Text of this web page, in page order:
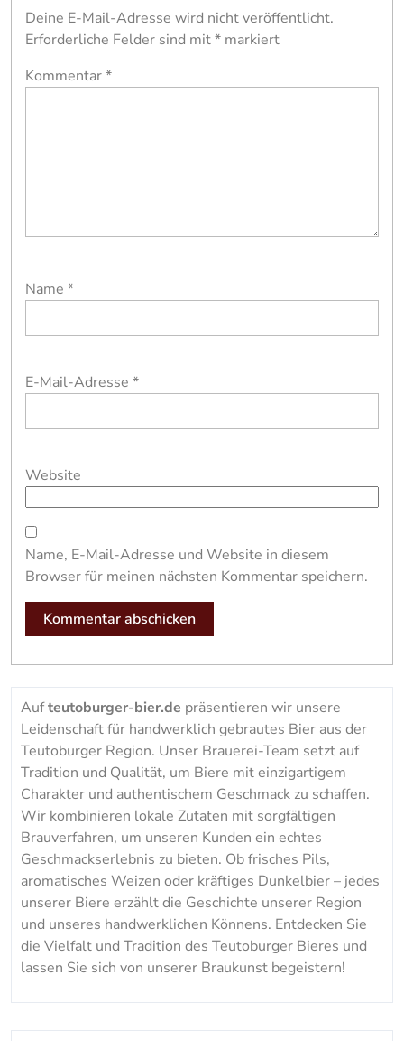
Deine E-Mail-Adresse wird nicht veröffentlicht.
Erforderliche Felder sind mit* markiert
Kommentar*
Name *
E-Mail-Adresse *
Website
Name, E-Mail-Adresse und Website in diesem
Browser für meinen nächsten Kommentar speichern.
Aufteutoburger-bier.de präsentieren wir unsere
Leidenschaft für handwerklich gebrautes Bier aus der
Teutoburger Region. Unser Brauerei-Team setzt auf
Tradition und Qualität, um Biere mit einzigartigem
Charakter und authentischem Geschmack zu schaffen.
Wir kombinieren lokale Zutaten mit sorgfältigen
Brauverfahren, um unseren Kunden ein echtes
Geschmackserlebnis zu bieten. Ob frisches Pils,
aromatisches Weizen oder kräftiges Dunkelbier – jedes
unserer Biere erzählt die Geschichte unserer Region
und unseres handwerklichen Könnens. Entdecken Sie
die Vielfalt und Tradition des Teutoburger Bieres und
lassen Sie sich von unserer Braukunst begeistern!